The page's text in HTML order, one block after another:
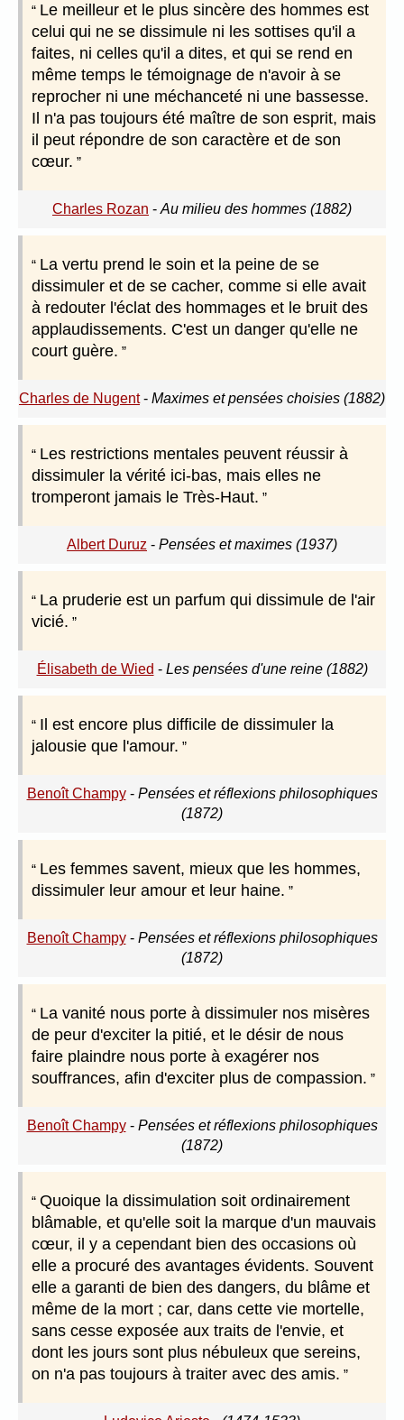
Le meilleur et le plus sincère des hommes est
celui qui ne se dissimule ni les sottises qu'il a
faites, ni celles qu'il a dites, et qui se rend en
même temps le témoignage de n'avoir à se
reprocher ni une méchanceté ni une bassesse.
Il n'a pas toujours été maître de son esprit, mais
il peut répondre de son caractère et de son
cœur.
Charles Rozan - Au milieu des hommes (1882)
La vertu prend le soin et la peine de se
dissimuler et de se cacher, comme si elle avait
à redouter l'éclat des hommages et le bruit des
applaudissements. C'est un danger qu'elle ne
court guère.
Charles de Nugent- Maximes et pensées choisies (1882)
Les restrictions mentales peuvent réussir à
dissimuler la vérité ici-bas, mais elles ne
tromperont jamais le Très-Haut.
Albert Duruz - Pensées et maximes (1937)
La pruderie est un parfum qui dissimule de l'air
vicié.
Élisabeth de Wied - Les pensées d'une reine (1882)
Il est encore plus difficile de dissimuler la
jalousie que l'amour.
Benoît Champy- Pensées et réflexions philosophiques
(1872)
Les femmes savent, mieux que les hommes,
dissimuler leur amour et leur haine.
Benoît Champy- Pensées et réflexions philosophiques
(1872)
La vanité nous porte à dissimuler nos misères
de peur d'exciter la pitié, et le désir de nous
faire plaindre nous porte à exagérer nos
souffrances, afin d'exciter plus de compassion.
Benoît Champy- Pensées et réflexions philosophiques
(1872)
Quoique la dissimulation soit ordinairement
blâmable, et qu'elle soit la marque d'un mauvais
cœur, il y a cependant bien des occasions où
elle a procuré des avantages évidents. Souvent
elle a garanti de bien des dangers, du blâme et
même de la mort ; car, dans cette vie mortelle,
sans cesse exposée aux traits de l'envie, et
dont les jours sont plus nébuleux que sereins,
on n'a pas toujours à traiter avec des amis.